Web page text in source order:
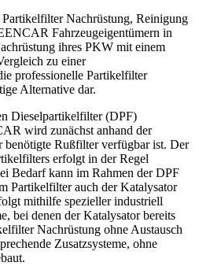
Nachrüstung, Reinigung
Fahrzeugeigentümern in
ihres PKW mit einem
zu einer
professionelle Partikelfilter
Alternative dar.
Dieselpartikelfilter (DPF)
wird zunächst anhand der
benötigte Rußfilter verfügbar ist. Der
erfolgt in der Regel
Bedarf kann im Rahmen der DPF
Partikelfilter auch der Katalysator
mithilfe spezieller industriell
bei denen der Katalysator bereits
Nachrüstung ohne Austausch
Zusatzsysteme, ohne